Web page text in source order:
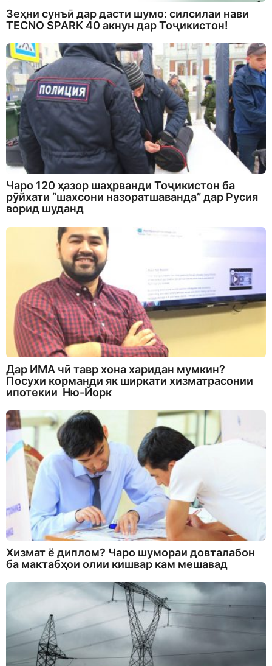
Зеҳни сунъӣ дар дасти шумо: силсилаи нави
TECNO SPARK 40 акнун дар Тоҷикистон!
Чаро 120 ҳазор шаҳрванди Тоҷикистон ба
рӯйхати “шахсони назоратшаванда” дар Русия
ворид шуданд
Дар ИМА чӣ тавр хона харидан мумкин?
Посухи корманди як ширкати хизматрасонии
ипотекии Ню-Йорк
Хизмат ё диплом? Чаро шумораи довталабон
ба мактабҳои олии кишвар кам мешавад